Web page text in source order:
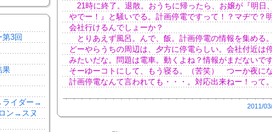
3回
果
イダー→
ン→スヌ
21時に終了。退散。おうちに帰ったら、お嬢が『明日
やでー！』と騒いでる。計画停電ですって！？マヂで？明
会社行けるんでしょーか？
とりあえず風呂。んで、飯。計画停電の情報を集める。
どーやらうちの周辺は、夕方に停電らしい。会社付近は
みたいだな。問題は電車。動くよね？情報がまだないです
そーゆーコトにして、もう寝る。（苦笑） つーか夜に
計画停電なんて言われても・・・。対応出来ねー！って
2011/